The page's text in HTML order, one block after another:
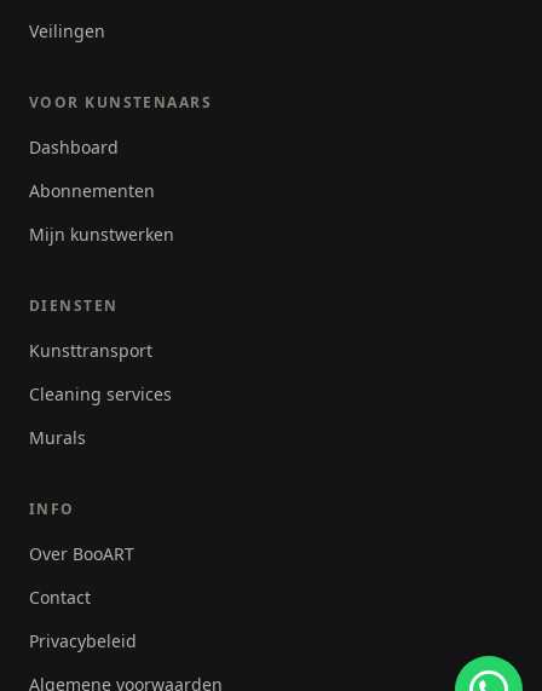
Veilingen
VOOR KUNSTENAARS
Dashboard
Abonnementen
Mijn kunstwerken
DIENSTEN
Kunsttransport
Cleaning services
Murals
INFO
Over BooART
Contact
Privacybeleid
Algemene voorwaarden